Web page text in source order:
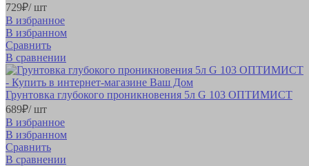
729₽/ шт
В избранное
В избранном
Сравнить
В сравнении
Грунтовка глубокого проникновения 5л G 103 ОПТИМИСТ
689₽/ шт
В избранное
В избранном
Сравнить
В сравнении